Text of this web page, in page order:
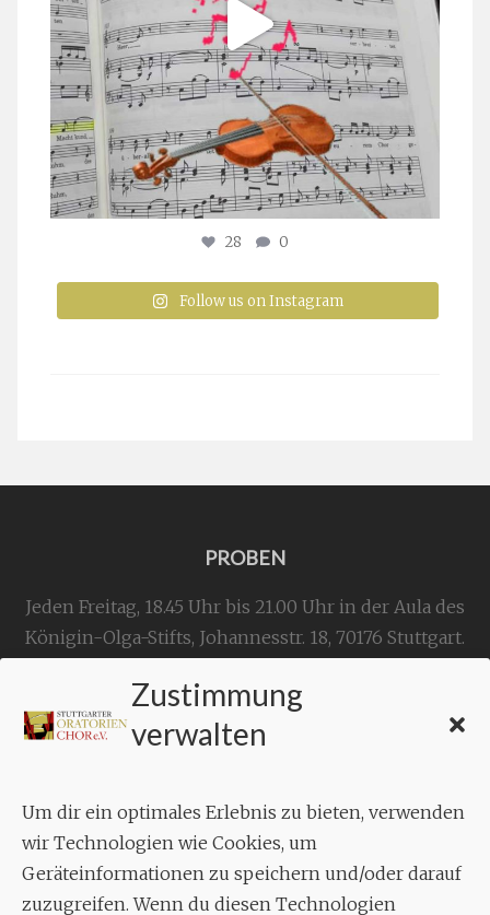
Zustimmung
verwalten
Um dir ein optimales Erlebnis zu bieten, verwenden
wir Technologien wie Cookies, um
Geräteinformationen zu speichern und/oder darauf
zuzugreifen. Wenn du diesen Technologien
28 0
Follow us on Instagram
PROBEN
Jeden Freitag, 18.45 Uhr bis 21.00 Uhr in der Aula des
Königin-Olga-Stifts, Johannesstr. 18, 70176 Stuttgart.
KONTAKT
Geschäftsstelle:
Aixheimer Str. 18
70619 Stuttgart
MUSIK